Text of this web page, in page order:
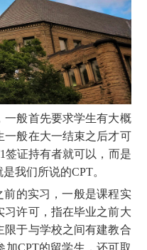
一般首先要求学生有大概
一般在大一结束之后才可
签证持有者就可以，而是
我们所说的CPT。
前的实习，一般是课程实
习许可，指在毕业之前大
限于与学校之间有建教合
CPT的留学生，还可取
的专属留学顾问
的专属留学方案
立即咨询